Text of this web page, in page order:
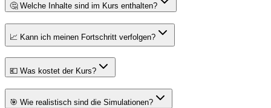
🤔 Welche Inhalte sind im Kurs enthalten?
📈 Kann ich meinen Fortschritt verfolgen?
💶 Was kostet der Kurs?
🎯 Wie realistisch sind die Simulationen?